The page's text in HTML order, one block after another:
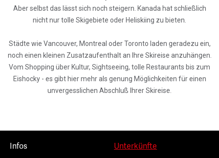
Aber selbst das lässt sich noch steigern. Kanada hat schließlich
nicht nur tolle Skigebiete oder Heliskiing zu bieten.
Städte wie Vancouver, Montreal oder Toronto laden geradezu ein,
noch einen kleinen Zusatzaufenthalt an Ihre Skireise anzuhängen.
Vom Shopping über Kultur, Sightseeing, tolle Restaurants bis zum
Eishocky - es gibt hier mehr als genung Möglichkeiten für einen
unvergesslichen Abschluß Ihrer Skireise.
Infos Unterkünfte